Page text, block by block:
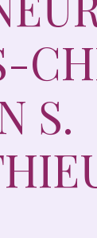
S.